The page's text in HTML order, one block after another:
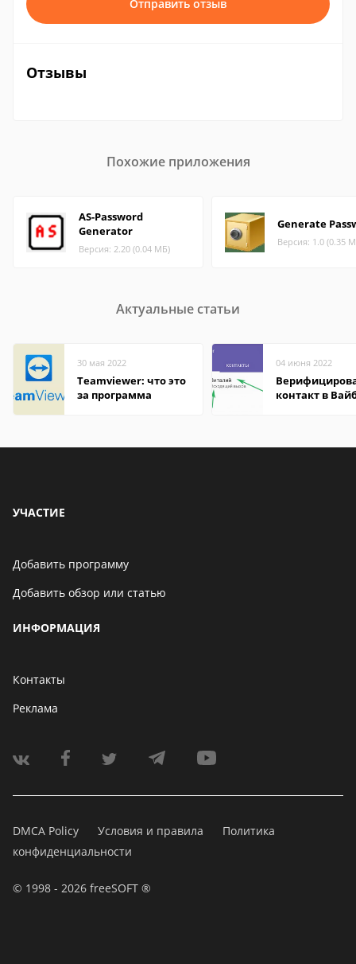
Отправить отзыв
Отзывы
Похожие приложения
AS-Password
Generator
Версия: 2.20 (0.04 МБ)
Generate
Версия: 1.0 (0.35
Актуальные статьи
30 мая 2022
Teamviewer: что это
за программа
04 июня 2022
контакт в
УЧАСТИЕ
Добавить программу
Добавить обзор или статью
ИНФОРМАЦИЯ
Контакты
Реклама
DMCA Policy Условия и правила
Политика
конфиденциальности
© 1998 - 2026 freeSOFT ®